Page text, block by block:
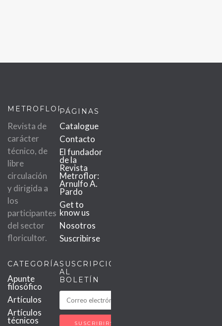
METROFLOR
Revista de
carácter
técnico, de
libre
circulación
y dirigida a
los
participantes
del sector
floricultor.
PÁGINAS
Catalogue
Contacto
El fundador
de la
Revista
Metroflor:
Arnulfo A.
Pardo
Get to
know us
Nosotros
Suscribirse
CATEGORÍAS
Apunte
filosófico
Artículos
Artículos
técnicos
SUSCRIPCIÓN
AL
BOLETÍN